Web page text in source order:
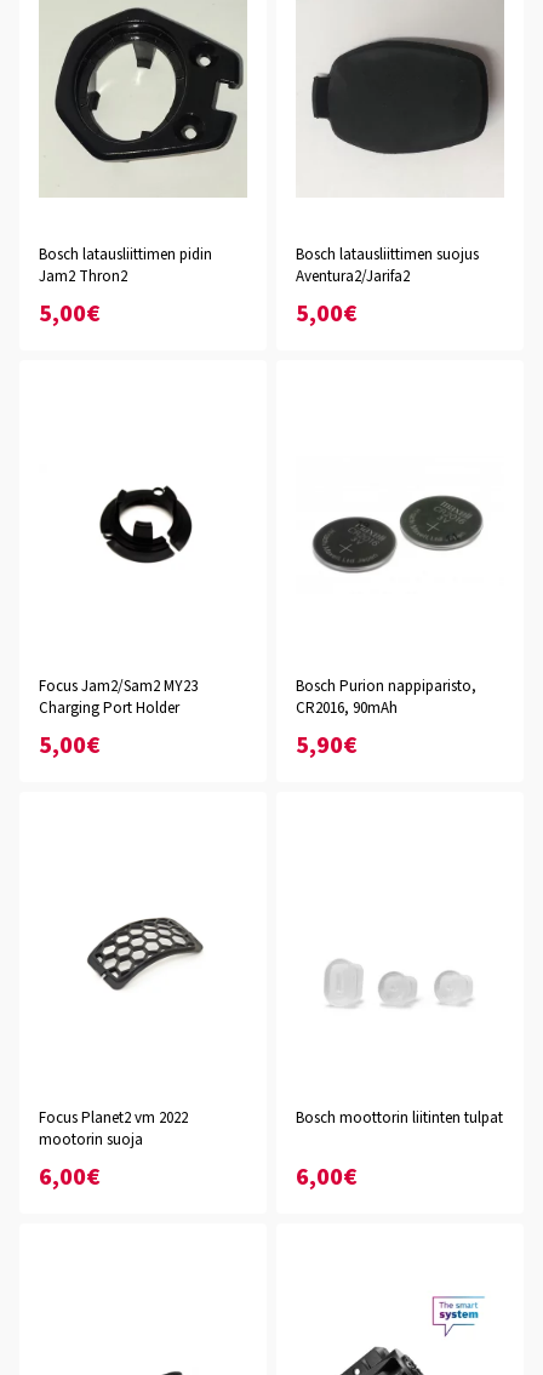
Bosch latausliittimen pidin
Jam2 Thron2
5,00€
Bosch latausliittimen suojus
Aventura2/Jarifa2
5,00€
Focus Jam2/Sam2 MY23
Charging Port Holder
5,00€
Bosch Purion nappiparisto,
CR2016, 90mAh
5,90€
Focus Planet2 vm 2022
mootorin suoja
6,00€
Bosch moottorin liitinten tulpat
6,00€